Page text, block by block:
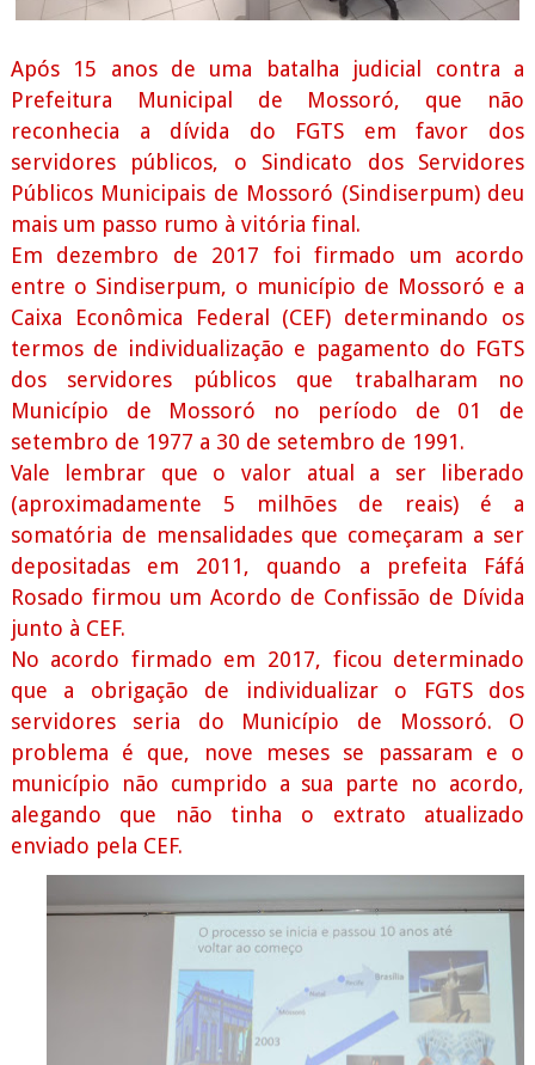
Após 15 anos de uma batalha judicial contra a
Prefeitura Municipal de Mossoró, que não
reconhecia a dívida do FGTS em favor dos
servidores públicos, o Sindicato dos Servidores
Públicos Municipais de Mossoró (Sindiserpum) deu
mais um passo rumo à vitória final.
Em dezembro de 2017 foi firmado um acordo
entre o Sindiserpum, o município de Mossoró e a
Caixa Econômica Federal (CEF) determinando os
termos de individualização e pagamento do FGTS
dos servidores públicos que trabalharam no
Município de Mossoró no período de 01 de
setembro de 1977 a 30 de setembro de 1991.
Vale lembrar que o valor atual a ser liberado
(aproximadamente 5 milhões de reais) é a
somatória de mensalidades que começaram a ser
depositadas em 2011, quando a prefeita Fáfá
Rosado firmou um Acordo de Confissão de Dívida
junto à CEF.
No acordo firmado em 2017, ficou determinado
que a obrigação de individualizar o FGTS dos
servidores seria do Município de Mossoró. O
problema é que, nove meses se passaram e o
município não cumprido a sua parte no acordo,
alegando que não tinha o extrato atualizado
enviado pela CEF.